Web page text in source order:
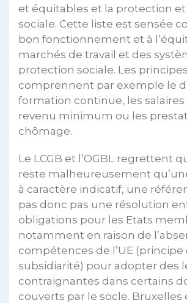
et équitables et la protection et
sociale. Cette liste est sensée
bon fonctionnement et à
marchés de travail et des
protection sociale. Les principes
comprennent par exemple le
formation continue, les
revenu minimum ou les
chômage.
Le LCGB et l’OGBL regrettent
reste malheureusement
à caractère indicatif, une
pas donc pas une résolution
obligations pour les Etats
notamment en raison de
compétences de l’UE (principe
subsidiarité) pour adopter des
contraignantes dans certains
couverts par le socle. Bruxelles